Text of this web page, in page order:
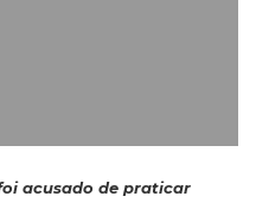
acusado de praticar